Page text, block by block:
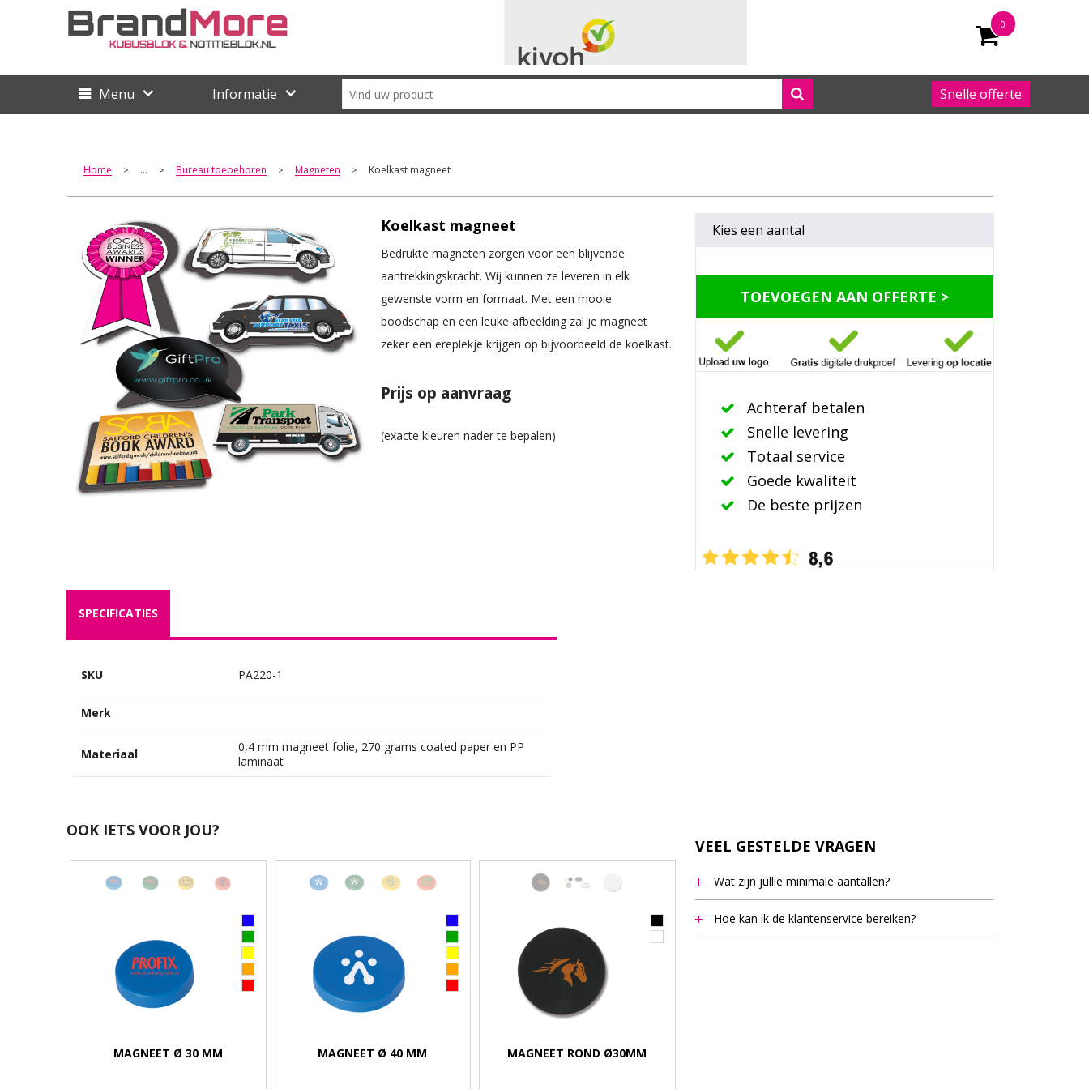
0
Menu Informatie Snelle offerte
Home > ... > Bureau toebehoren > Magneten > Koelkast magneet
Koelkast magneet
Bedrukte magneten zorgen voor een blijvende
aantrekkingskracht. Wij kunnen ze leveren in elk
gewenste vorm en formaat. Met een mooie
boodschap en een leuke afbeelding zal je magneet
zeker een ereplekje krijgen op bijvoorbeeld de koelkast.
Prijs op aanvraag
Kies een aantal
TOEVOEGEN AAN OFFERTE >
Achteraf betalen
Snelle levering
Totaal service
Goede kwaliteit
De beste prijzen
SPECIFICATIES
SKU PA220-1
Merk
Materiaal
0,4 mm magneet folie, 270 grams coated paper en PP
laminaat
OOK IETS VOOR JOU?
MAGNEET Ø 30 MM MAGNEET Ø 40 MM MAGNEET ROND Ø30MM
VEEL GESTELDE VRAGEN
Wat zijn jullie minimale aantallen?
Het minimale bestel aantal staat bij de meeste artikelen
vermeld, dit is het laagste aantal dat vermeld staat als er
Hoe kan ik de klantenservice bereiken?